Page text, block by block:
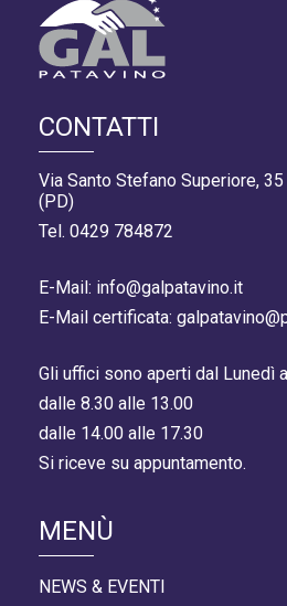
CONTATTI
Via Santo Stefano Superiore,
(PD)
Tel. 0429 784872
E-Mail: info@galpatavino.it
E-Mail certificata:
Gli uffici sono aperti dal Lunedì
dalle 8.30 alle 13.00
dalle 14.00 alle 17.30
Si riceve su appuntamento.
MENÙ
NEWS & EVENTI